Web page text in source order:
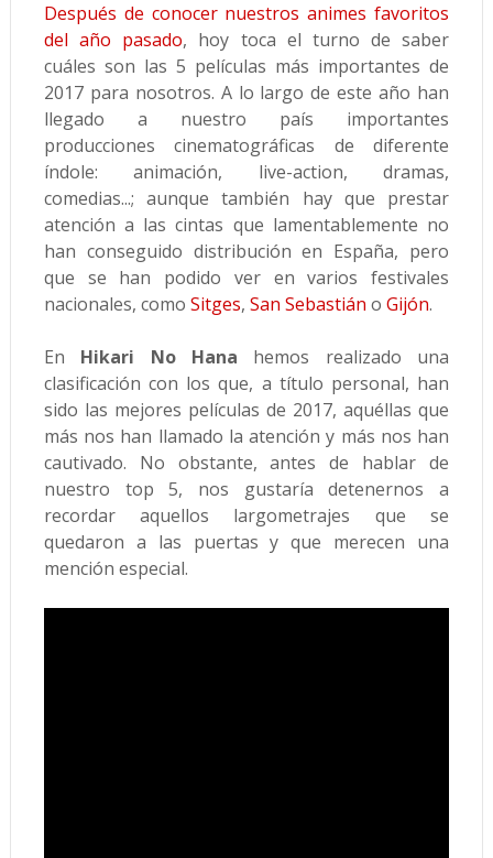
Después de conocer nuestros animes favoritos
del año pasado, hoy toca el turno de saber
cuáles son las 5 películas más importantes de
2017 para nosotros. A lo largo de este año han
llegado a nuestro país importantes
producciones cinematográficas de diferente
índole: animación, live-action, dramas,
comedias...; aunque también hay que prestar
atención a las cintas que lamentablemente no
han conseguido distribución en España, pero
que se han podido ver en varios festivales
nacionales, como Sitges, San Sebastián o Gijón.
En Hikari No Hana hemos realizado una
clasificación con los que, a título personal, han
sido las mejores películas de 2017, aquéllas que
más nos han llamado la atención y más nos han
cautivado. No obstante, antes de hablar de
nuestro top 5, nos gustaría detenernos a
recordar aquellos largometrajes que se
quedaron a las puertas y que merecen una
mención especial.